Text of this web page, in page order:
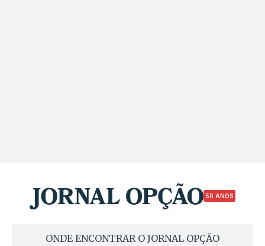
50 ANOS
ONDE ENCONTRAR O JORNAL OPÇÃO